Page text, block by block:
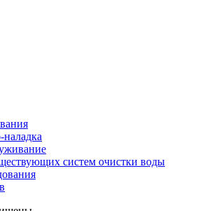
систем очистки воды